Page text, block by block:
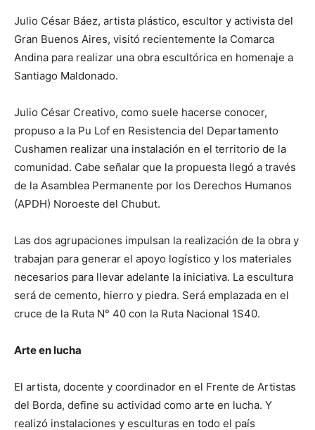
Julio César Báez, artista plástico, escultor y activista del
Gran Buenos Aires, visitó recientemente la Comarca
Andina para realizar una obra escultórica en homenaje a
Santiago Maldonado.
Julio César Creativo, como suele hacerse conocer,
propuso a la Pu Lof en Resistencia del Departamento
Cushamen realizar una instalación en el territorio de la
comunidad. Cabe señalar que la propuesta llegó a través
de la Asamblea Permanente por los Derechos Humanos
(APDH) Noroeste del Chubut.
Las dos agrupaciones impulsan la realización de la obra y
trabajan para generar el apoyo logístico y los materiales
necesarios para llevar adelante la iniciativa. La escultura
será de cemento, hierro y piedra. Será emplazada en el
cruce de la Ruta N° 40 con la Ruta Nacional 1S40.
Arte en lucha
El artista, docente y coordinador en el Frente de Artistas
del Borda, define su actividad como arte en lucha. Y
realizó instalaciones y esculturas en todo el país